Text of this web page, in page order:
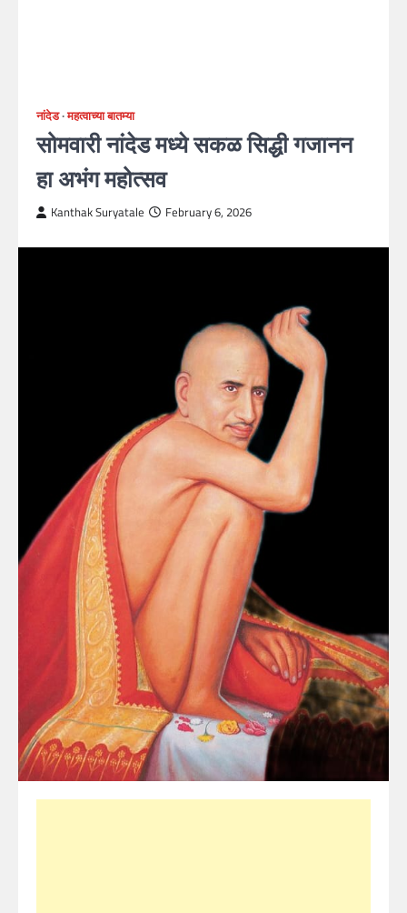
नांदेड महत्वाच्या बातम्या
सोमवारी नांदेड मध्ये सकळ सिद्धी गजानन
हा अभंग महोत्सव
Kanthak Suryatale February 6, 2026